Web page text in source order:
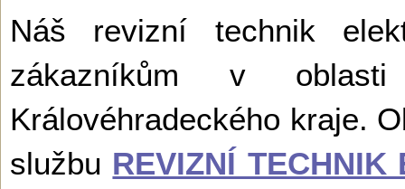
Náš revizní technik
zákazníkům v
Královéhradeckého kraje.
službu REVIZNÍ TECHNIK